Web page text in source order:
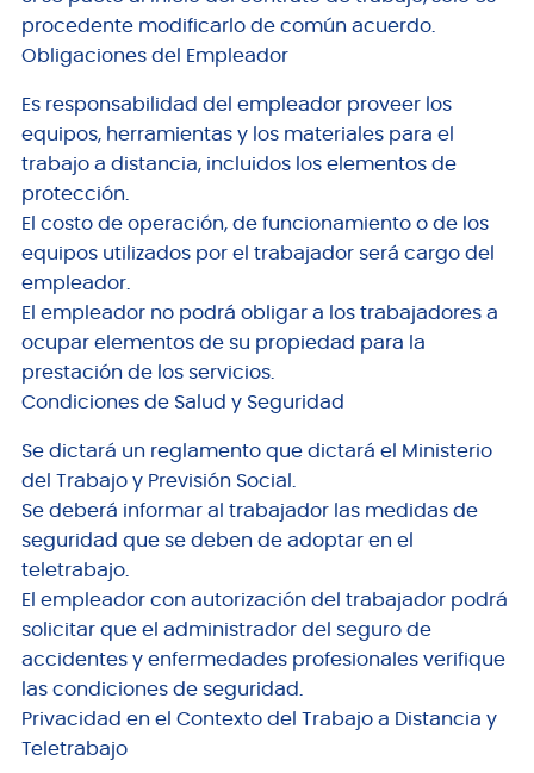
procedente modificarlo de común acuerdo.
Obligaciones del Empleador
Es responsabilidad del empleador proveer los
equipos, herramientas y los materiales para el
trabajo a distancia, incluidos los elementos de
protección.
El costo de operación, de funcionamiento o de los
equipos utilizados por el trabajador será cargo del
empleador.
El empleador no podrá obligar a los trabajadores a
ocupar elementos de su propiedad para la
prestación de los servicios.
Condiciones de Salud y Seguridad
Se dictará un reglamento que dictará el Ministerio
del Trabajo y Previsión Social.
Se deberá informar al trabajador las medidas de
seguridad que se deben de adoptar en el
teletrabajo.
El empleador con autorización del trabajador podrá
solicitar que el administrador del seguro de
accidentes y enfermedades profesionales verifique
las condiciones de seguridad.
Privacidad en el Contexto del Trabajo a Distancia y
Teletrabajo